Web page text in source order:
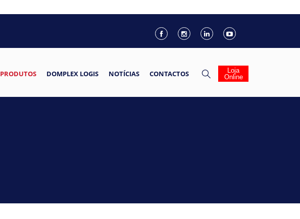
PRODUTOS DOMPLEX LOGIS NOTÍCIAS CONTACTOS
Loja
Online